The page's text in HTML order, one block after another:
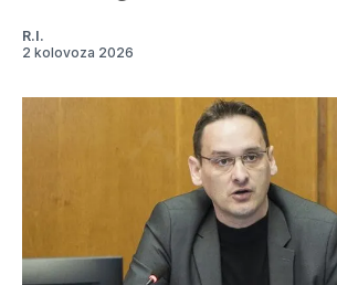
R.I.
2 kolovoza 2026